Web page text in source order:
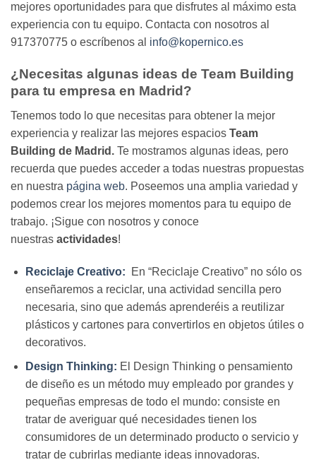
mejores oportunidades para que disfrutes al máximo esta
experiencia con tu equipo. Contacta con nosotros al
917370775 o escríbenos al info@kopernico.es
¿Necesitas algunas ideas de Team Building
para tu empresa en Madrid?
Tenemos todo lo que necesitas para obtener la mejor
experiencia y realizar las mejores espacios Team
Building de Madrid. Te mostramos algunas ideas, pero
recuerda que puedes acceder a todas nuestras propuestas
en nuestra página web. Poseemos una amplia variedad y
podemos crear los mejores momentos para tu equipo de
trabajo. ¡Sigue con nosotros y conoce
nuestras actividades!
Reciclaje Creativo: En “Reciclaje Creativo” no sólo os
enseñaremos a reciclar, una actividad sencilla pero
necesaria, sino que además aprenderéis a reutilizar
plásticos y cartones para convertirlos en objetos útiles o
decorativos.
Design Thinking: El Design Thinking o pensamiento
de diseño es un método muy empleado por grandes y
pequeñas empresas de todo el mundo: consiste en
tratar de averiguar qué necesidades tienen los
consumidores de un determinado producto o servicio y
tratar de cubrirlas mediante ideas innovadoras.